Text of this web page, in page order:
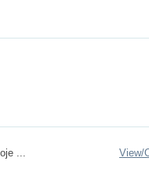
...
View/